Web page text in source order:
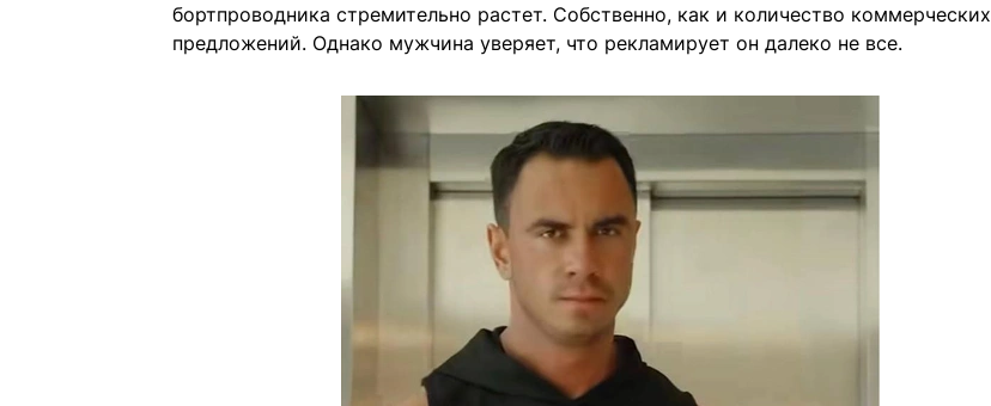
бортпроводника стремительно растет. Собственно, как и количество коммерческих
предложений. Однако мужчина уверяет, что рекламирует он далеко не все.